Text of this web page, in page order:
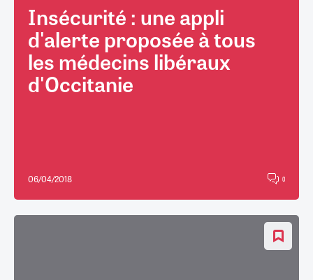
Insécurité : une appli
d'alerte proposée à tous
les médecins libéraux
d'Occitanie
06/04/2018 0